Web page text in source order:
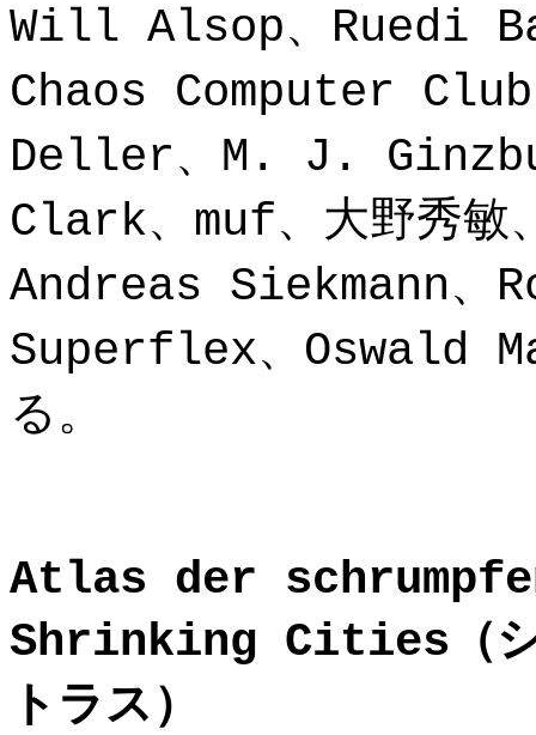
Will Alsop、Ruedi
Chaos Computer
Deller、M. J.
Clark、muf、大野秀
Andreas Siekmann、
Superflex、Oswald
る。
Atlas der
Shrinking Cities （
トラス）